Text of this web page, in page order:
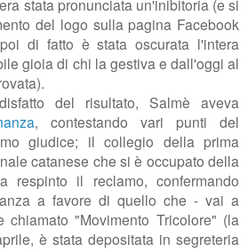
stata pronunciata un'inibitoria (e si
del logo sulla pagina Facebook
di fatto è stata oscurata l'intera
gioia di chi la gestiva e dall'oggi al
.
del risultato, Salmè aveva
, contestando vari punti del
giudice; il collegio della prima
catanese che si è occupato della
respinto il reclamo, confermando
a favore di quello che - vai a
chiamato "Movimento Tricolore" (la
è stata depositata in segreteria